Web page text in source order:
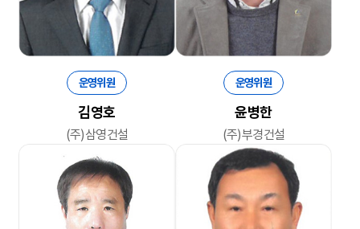
운영위원
김영호
(주)삼영건설
운영위원
윤병한
(주)부경건설